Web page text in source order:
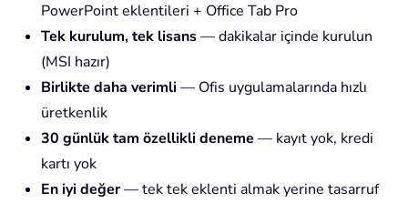
PowerPoint eklentileri + Office Tab Pro
Tek kurulum, tek lisans— dakikalar içinde kurulun
(MSI hazır)
Birlikte daha verimli — Ofis uygulamalarında hızlı
üretkenlik
30 günlük tam özellikli deneme — kayıt yok, kredi
kartı yok
En iyi değer— tek tek eklenti almak yerine tasarruf